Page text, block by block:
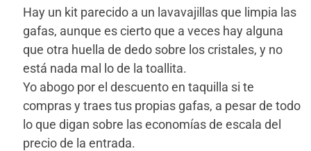
Hay un kit parecido a un lavavajillas que limpia las
gafas, aunque es cierto que a veces hay alguna
que otra huella de dedo sobre los cristales, y no
está nada mal lo de la toallita.
Yo abogo por el descuento en taquilla si te
compras y traes tus propias gafas, a pesar de todo
lo que digan sobre las economías de escala del
precio de la entrada.